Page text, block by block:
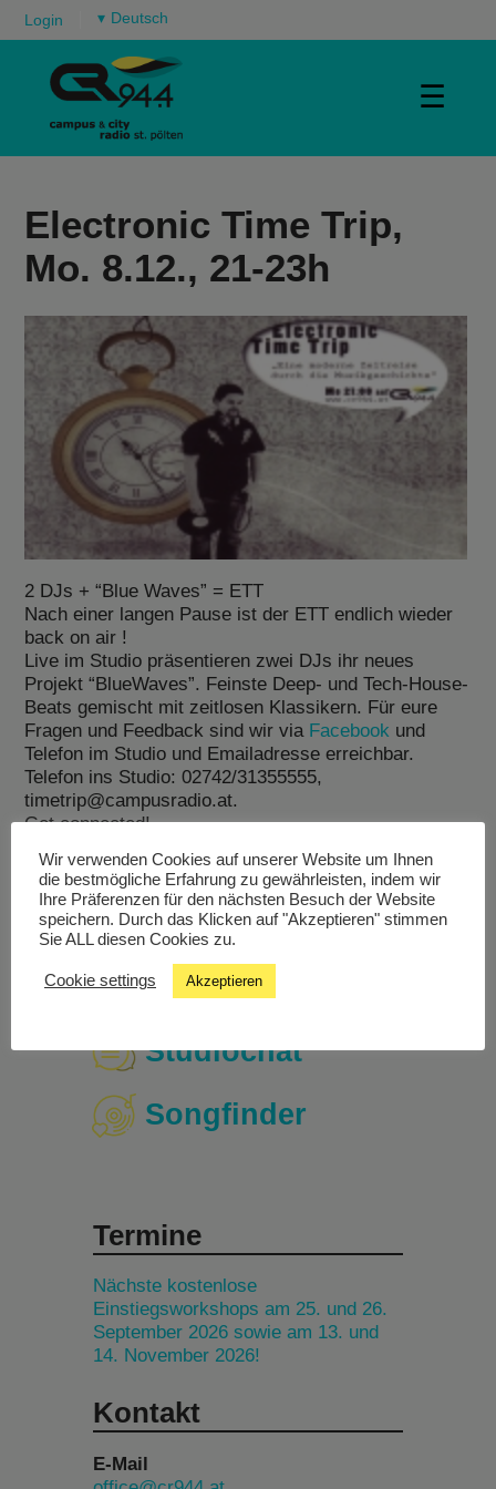
Login ▾
☰
Electronic Time Trip,
Mo. 8.12., 21-23h
2 DJs + “Blue Waves” = ETT
Nach einer langen Pause ist der ETT endlich wieder
back on air !
Live im Studio präsentieren zwei DJs ihr neues
Projekt “BlueWaves”. Feinste Deep- und Tech-House-
Beats gemischt mit zeitlosen Klassikern. Für eure
Fragen und Feedback sind wir via Facebook und
Telefon im Studio und Emailadresse erreichbar.
Telefon ins Studio: 02742/31355555,
timetrip@campusradio.at.
Get connected!
Livestream
Studiochat
Songfinder
Termine
Nächste kostenlose
Einstiegsworkshops am 25. und 26.
September 2026 sowie am 13. und
14. November 2026!
Kontakt
E-Mail
Wir verwenden Cookies auf unserer Website um Ihnen
die bestmögliche Erfahrung zu gewährleisten, indem wir
Ihre Präferenzen für den nächsten Besuch der Website
speichern. Durch das Klicken auf "Akzeptieren" stimmen
Sie ALL diesen Cookies zu.
Cookie settings Akzeptieren